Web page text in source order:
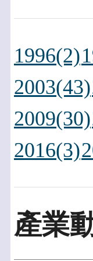
1996(2)
2003(43)
2009(30)
2016(3)
產業